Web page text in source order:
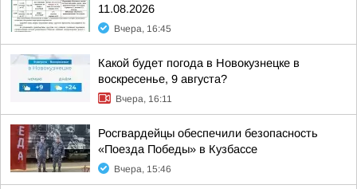
11.08.2026
Вчера, 16:45
Какой будет погода в Новокузнецке в
воскресенье, 9 августа?
Вчера, 16:11
Росгвардейцы обеспечили безопасность
«Поезда Победы» в Кузбассе
Вчера, 15:46